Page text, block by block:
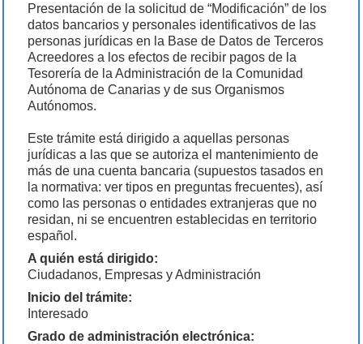
Presentación de la solicitud de “Modificación” de los
datos bancarios y personales identificativos de las
personas jurídicas en la Base de Datos de Terceros
Acreedores a los efectos de recibir pagos de la
Tesorería de la Administración de la Comunidad
Autónoma de Canarias y de sus Organismos
Autónomos.
Este trámite está dirigido a aquellas personas
jurídicas a las que se autoriza el mantenimiento de
más de una cuenta bancaria (supuestos tasados en
la normativa: ver tipos en preguntas frecuentes), así
como las personas o entidades extranjeras que no
residan, ni se encuentren establecidas en territorio
español.
A quién está dirigido:
Ciudadanos, Empresas y Administración
Inicio del trámite:
Interesado
Grado de administración electrónica: